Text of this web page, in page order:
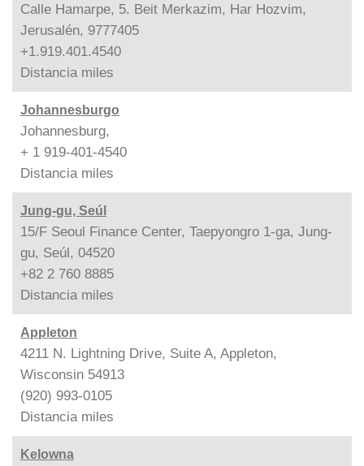
Calle Hamarpe, 5. Beit Merkazim, Har Hozvim,
Jerusalén, 9777405
+1.919.401.4540
Distancia miles
Johannesburgo
Johannesburg,
+ 1 919-401-4540
Distancia miles
Jung-gu, Seúl
15/F Seoul Finance Center, Taepyongro 1-ga, Jung-
gu, Seúl, 04520
+82 2 760 8885
Distancia miles
Appleton
4211 N. Lightning Drive, Suite A, Appleton,
Wisconsin 54913
(920) 993-0105
Distancia miles
Kelowna